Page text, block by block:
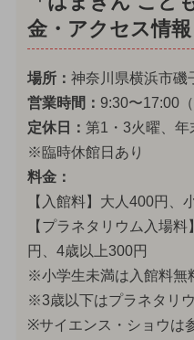
金・アクセス情報
場所： 神奈川県横浜市磯
営業時間： 9:30〜17:00
定休日： 第1・3火曜、年
※臨時休館日あり
料金：
【入館料】大人400円、
【プラネタリウム入場
円、4歳以上300円
※小学生未満は入館料無
※3歳以下はプラネタリ
※サイエンス・ショウは